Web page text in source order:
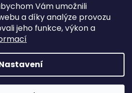
Vám umožnili
a díky analýze provozu
jeho funkce, výkon a
údajů
. Všechna práva